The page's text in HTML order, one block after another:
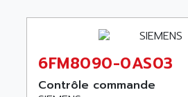
TI 500
APP
REOVIB
ASG
ASGS
6FM8090-0AS03
Contrôle commande